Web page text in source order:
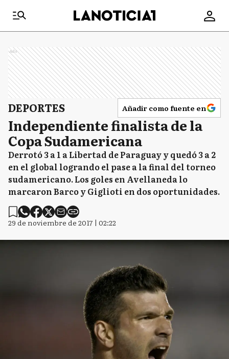
Ads
DEPORTES Añadir como fuente en
Independiente finalista de la
Copa Sudamericana
Derrotó 3 a 1 a Libertad de Paraguay y quedó 3 a 2
en el global logrando el pase a la final del torneo
sudamericano. Los goles en Avellaneda lo
marcaron Barco y Giglioti en dos oportunidades.
29 de noviembre de 2017 | 02:22